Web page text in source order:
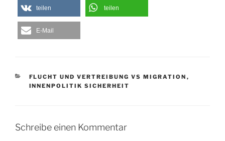
teilen teilen
E-Mail
KATEGORIEN
FLUCHT UND VERTREIBUNG VS MIGRATION ,
INNENPOLITIK SICHERHEIT
Schreibe einen Kommentar